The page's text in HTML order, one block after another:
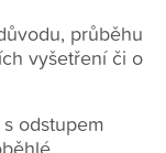
průběhu
vyšetření či o
odstupem